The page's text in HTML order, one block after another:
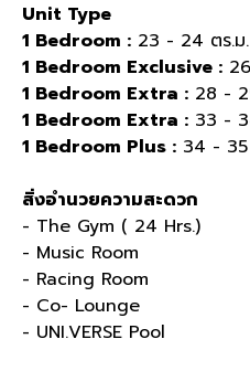
Unit Type
1 Bedroom : 23 - 24 ตร.ม.
1 Bedroom Exclusive :
1 Bedroom Extra : 28 -
1 Bedroom Extra : 33 -
1 Bedroom Plus : 34 - 35
สิ่งอำนวยความสะดวก
- The Gym ( 24 Hrs.)
- Music Room
- Racing Room
- Co- Lounge
- UNI.VERSE Pool